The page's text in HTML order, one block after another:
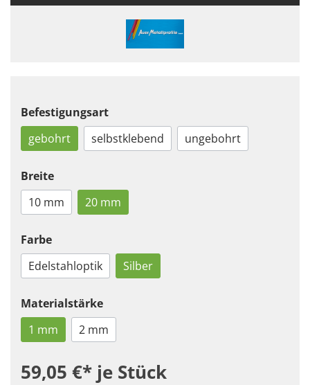
Befestigungsart
gebohrt
selbstklebend ungebohrt
Breite
10 mm
20 mm
Farbe
Edelstahloptik
Silber
Materialstärke
1 mm
2 mm
59,05 €* je Stück